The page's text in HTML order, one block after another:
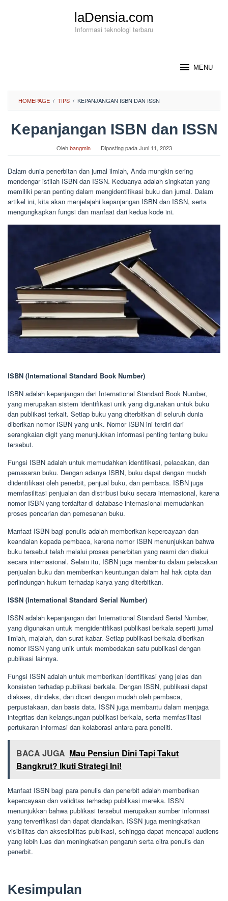
laDensia.com
Informasi teknologi terbaru
MENU
HOMEPAGE / TIPS / KEPANJANGAN ISBN DAN ISSN
Kepanjangan ISBN dan ISSN
Olehbangmin Diposting padaJuni 11, 2023
Dalam dunia penerbitan dan jurnal ilmiah, Anda mungkin sering
mendengar istilah ISBN dan ISSN. Keduanya adalah singkatan yang
memiliki peran penting dalam mengidentifikasi buku dan jurnal. Dalam
artikel ini, kita akan menjelajahi kepanjangan ISBN dan ISSN, serta
mengungkapkan fungsi dan manfaat dari kedua kode ini.
ISBN (International Standard Book Number)
ISBN adalah kepanjangan dari International Standard Book Number,
yang merupakan sistem identifikasi unik yang digunakan untuk buku
dan publikasi terkait. Setiap buku yang diterbitkan di seluruh dunia
diberikan nomor ISBN yang unik. Nomor ISBN ini terdiri dari
serangkaian digit yang menunjukkan informasi penting tentang buku
tersebut.
Fungsi ISBN adalah untuk memudahkan identifikasi, pelacakan, dan
pemasaran buku. Dengan adanya ISBN, buku dapat dengan mudah
diidentifikasi oleh penerbit, penjual buku, dan pembaca. ISBN juga
memfasilitasi penjualan dan distribusi buku secara internasional, karena
nomor ISBN yang terdaftar di database internasional memudahkan
proses pencarian dan pemesanan buku.
Manfaat ISBN bagi penulis adalah memberikan kepercayaan dan
keandalan kepada pembaca, karena nomor ISBN menunjukkan bahwa
buku tersebut telah melalui proses penerbitan yang resmi dan diakui
secara internasional. Selain itu, ISBN juga membantu dalam pelacakan
penjualan buku dan memberikan keuntungan dalam hal hak cipta dan
perlindungan hukum terhadap karya yang diterbitkan.
ISSN (International Standard Serial Number)
ISSN adalah kepanjangan dari International Standard Serial Number,
yang digunakan untuk mengidentifikasi publikasi berkala seperti jurnal
ilmiah, majalah, dan surat kabar. Setiap publikasi berkala diberikan
nomor ISSN yang unik untuk membedakan satu publikasi dengan
publikasi lainnya.
Fungsi ISSN adalah untuk memberikan identifikasi yang jelas dan
konsisten terhadap publikasi berkala. Dengan ISSN, publikasi dapat
diakses, diindeks, dan dicari dengan mudah oleh pembaca,
perpustakaan, dan basis data. ISSN juga membantu dalam menjaga
integritas dan kelangsungan publikasi berkala, serta memfasilitasi
pertukaran informasi dan kolaborasi antara para peneliti.
BACA JUGA Mau Pensiun Dini Tapi Takut
Bangkrut? Ikuti Strategi Ini!
Manfaat ISSN bagi para penulis dan penerbit adalah memberikan
kepercayaan dan validitas terhadap publikasi mereka. ISSN
menunjukkan bahwa publikasi tersebut merupakan sumber informasi
yang terverifikasi dan dapat diandalkan. ISSN juga meningkatkan
visibilitas dan aksesibilitas publikasi, sehingga dapat mencapai audiens
yang lebih luas dan meningkatkan pengaruh serta citra penulis dan
penerbit.
Kesimpulan